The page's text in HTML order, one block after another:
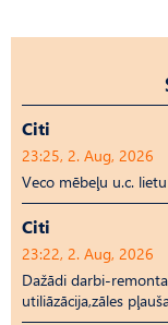
Citi
23:25, 2. Aug, 2026
Veco mēbeļu u.c.
Citi
23:22, 2. Aug, 2026
Dažādi darbi-
utiliāzācija,zāles